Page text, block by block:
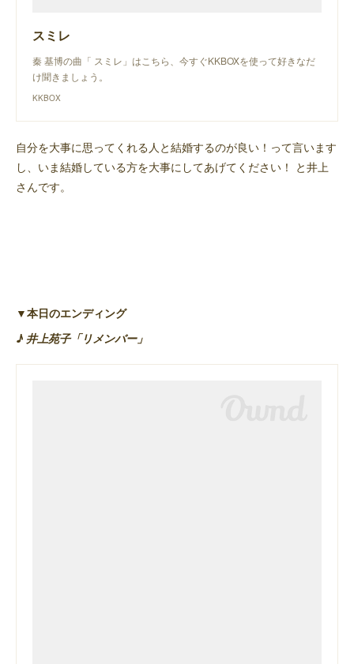
スミレ
秦 基博の曲「 スミレ」はこちら、今すぐKKBOXを使って好きなだ
け聞きましょう。
KKBOX
自分を大事に思ってくれる人と結婚するのが良い！って言います
し、いま結婚している方を大事にしてあげてください！ と井上
さんです。
▼本日のエンディング
♪ 井上苑子「リメンバー」